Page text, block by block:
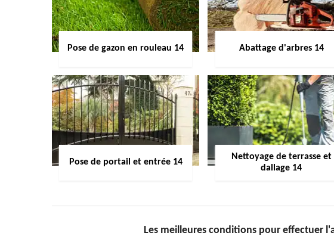
Pose de gazon en rouleau 14 Abattage d'arbres 14
Pose de portail et entrée 14
Nettoyage de terrasse et
dallage 14
Les meilleures conditions pour effectuer